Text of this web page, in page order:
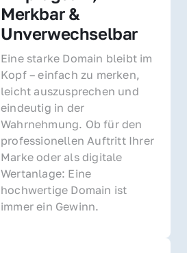
Merkbar &
Unverwechselbar
Eine starke Domain bleibt im
Kopf – einfach zu merken,
leicht auszusprechen und
eindeutig in der
Wahrnehmung. Ob für den
professionellen Auftritt Ihrer
Marke oder als digitale
Wertanlage: Eine
hochwertige Domain ist
immer ein Gewinn.